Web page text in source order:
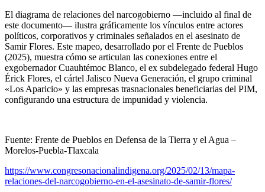
El diagrama de relaciones del narcogobierno —incluido al final de
este documento— ilustra gráficamente los vínculos entre actores
políticos, corporativos y criminales señalados en el asesinato de
Samir Flores. Este mapeo, desarrollado por el Frente de Pueblos
(2025), muestra cómo se articulan las conexiones entre el
exgobernador Cuauhtémoc Blanco, el ex subdelegado federal Hugo
Érick Flores, el cártel Jalisco Nueva Generación, el grupo criminal
«Los Aparicio» y las empresas trasnacionales beneficiarias del PIM,
configurando una estructura de impunidad y violencia.
Fuente: Frente de Pueblos en Defensa de la Tierra y el Agua –
Morelos-Puebla-Tlaxcala
https://www.congresonacionalindigena.org/2025/02/13/mapa-
relaciones-del-narcogobierno-en-el-asesinato-de-samir-flores/